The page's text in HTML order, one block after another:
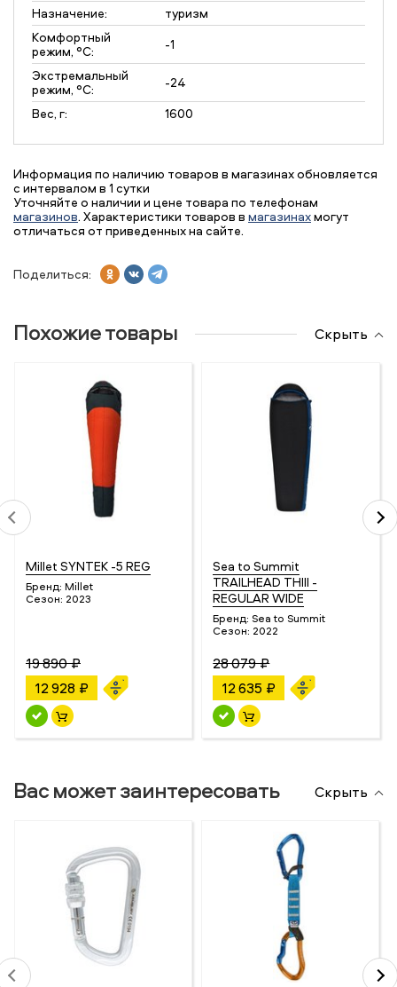
Назначение:
туризм
Комфортный
режим, °C:
-1
Экстремальный
режим, °C:
-24
Вес, г:
1600
Информация по наличию товаров в магазинах обновляется
с интервалом в 1 сутки
Уточняйте о наличии и цене товара по телефонам
магазинов. Характеристики товаров в магазинахмогут
отличаться от приведенных на сайте.
Поделиться:
Похожие товары Скрыть
Millet SYNTEK -5 REG
Бренд: Millet
Сезон: 2023
19 890 ₽
12 928 ₽
Sea to Summit
TRAILHEAD THIII -
REGULAR WIDE
Бренд: Sea to Summit
Сезон: 2022
28 079 ₽
12 635 ₽
Вас может заинтересовать Скрыть